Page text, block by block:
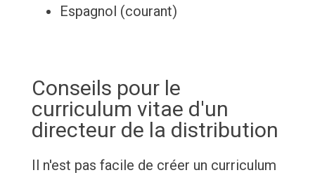
Espagnol (courant)
Conseils pour le
curriculum vitae d'un
directeur de la distribution
Il n'est pas facile de créer un curriculum